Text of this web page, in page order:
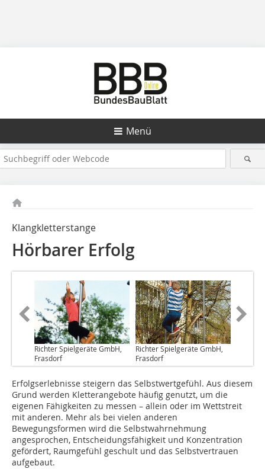
Menü
Klangkletterstange
Hörbarer Erfolg
Richter Spielgeräte GmbH,
Frasdorf
Richter Spielgeräte GmbH,
Frasdorf
Erfolgserlebnisse steigern das Selbstwertgefühl. Aus diesem
Grund werden Kletterangebote häufig genutzt, um die
eigenen Fähigkeiten zu messen – allein oder im Wettstreit
mit anderen. Mehr als bei vielen anderen
Bewegungsformen wird die Selbstwahrnehmung
angesprochen, Entscheidungsfähigkeit und Konzentration
gefördert, Raumgefühl geschult und das Selbstvertrauen
aufgebaut.